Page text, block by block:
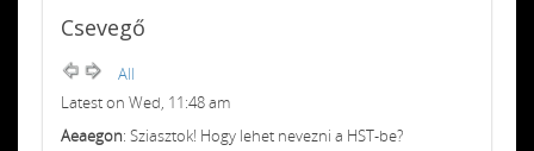
Csevegő
All
Latest on Wed, 11:48 am
Aeaegon: Sziasztok! Hogy lehet nevezni a HST-be?